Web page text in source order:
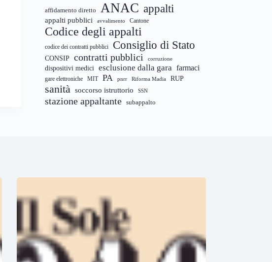
affidamento diretto ANAC appalti
appalti pubblici avvalimento Cantone
Codice degli appalti
codice dei contratti pubblici Consiglio di Stato
CONSIP contratti pubblici corruzione
dispositivi medici esclusione dalla gara farmaci
gare elettroniche MIT PA pnrr Riforma Madia RUP
sanità soccorso istruttorio SSN
stazione appaltante subappalto